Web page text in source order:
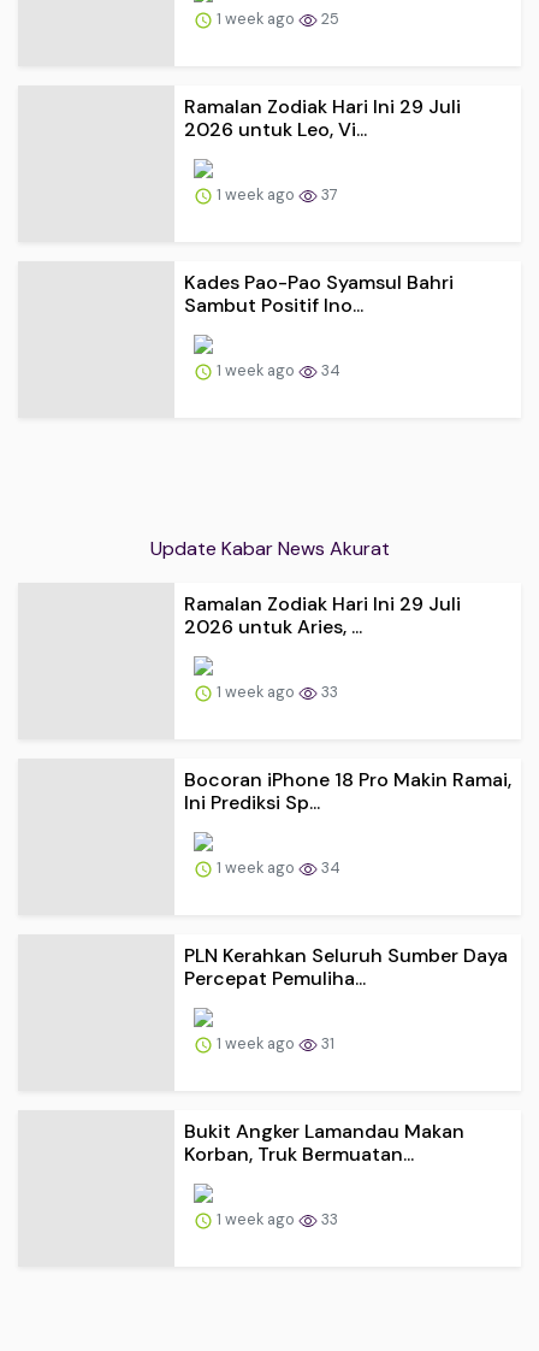
1 week ago 25
Ramalan Zodiak Hari Ini 29 Juli
2026 untuk Leo, Vi...
1 week ago 37
Kades Pao-Pao Syamsul Bahri
Sambut Positif Ino...
1 week ago 34
Update Kabar News Akurat
Ramalan Zodiak Hari Ini 29 Juli
2026 untuk Aries, ...
1 week ago 33
Bocoran iPhone 18 Pro Makin Ramai,
Ini Prediksi Sp...
1 week ago 34
PLN Kerahkan Seluruh Sumber Daya
Percepat Pemuliha...
1 week ago 31
Bukit Angker Lamandau Makan
Korban, Truk Bermuatan...
1 week ago 33